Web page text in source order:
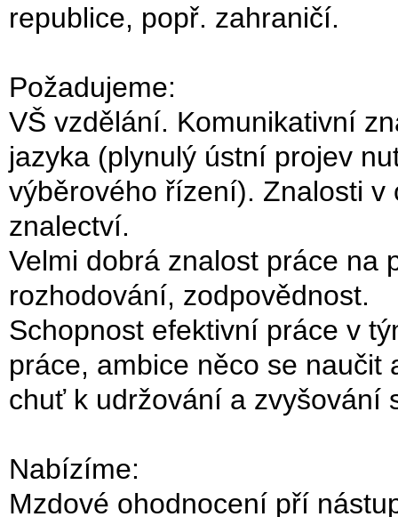
republice, popř. zahraničí.
Požadujeme:
VŠ vzdělání. Komunikativní
jazyka (plynulý ústní projev
výběrového řízení). Znalosti
znalectví.
Velmi dobrá znalost práce na
rozhodování, zodpovědnost.
Schopnost efektivní práce v
práce, ambice něco se naučit
chuť k udržování a zvyšování
Nabízíme:
Mzdové ohodnocení pří